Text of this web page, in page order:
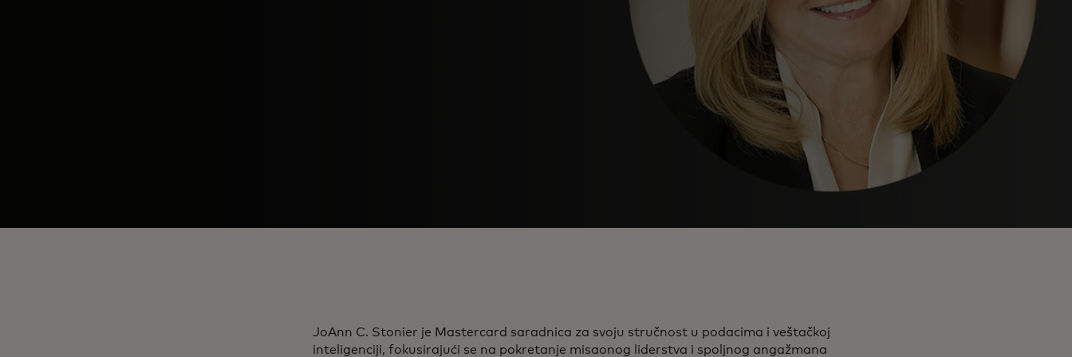
JoAnn C. Stonier je Mastercard saradnica za svoju stručnost u podacima i veštačkoj
inteligenciji, fokusirajući se na pokretanje misaonog liderstva i spoljnog angažmana